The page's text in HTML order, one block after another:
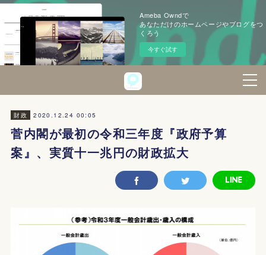
Ameba Owndで
あなただけのホームページやブログをつ
くろう
今すぐ試す
財政 2020.12.24 00:05
菅内閣が最初の令和三年度『政府予算
案』、実質十一兆円の財政拡大